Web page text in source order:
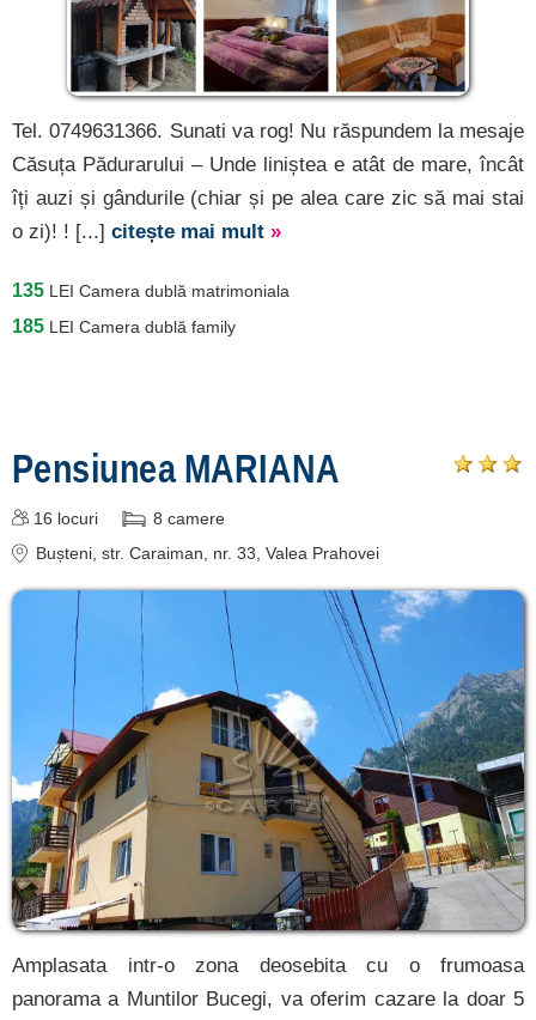
Tel. 0749631366. Sunati va rog! Nu răspundem la mesaje
Căsuța Pădurarului – Unde liniștea e atât de mare, încât
îți auzi și gândurile (chiar și pe alea care zic să mai stai
o zi)! ! [...] citește mai mult »
135 LEI Camera dublă matrimoniala
185 LEI Camera dublă family
Pensiunea MARIANA
16 locuri 8 camere
Bușteni , str. Caraiman, nr. 33, Valea Prahovei
Amplasata intr-o zona deosebita cu o frumoasa
panorama a Muntilor Bucegi, va oferim cazare la doar 5